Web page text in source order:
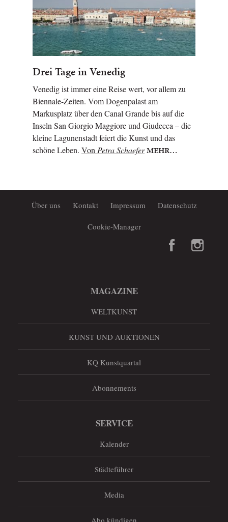
Drei Tage in Venedig
Venedig ist immer eine Reise wert, vor allem zu
Biennale-Zeiten. Vom Dogenpalast am
Markusplatz über den Canal Grande bis auf die
Inseln San Giorgio Maggiore und Giudecca – die
kleine Lagunenstadt feiert die Kunst und das
schöne Leben. VonPetra SchaeferMEHR…
Über uns Kontakt Impressum Datenschutz
Cookie-Manager
MAGAZINE
WELTKUNST
KUNST UND AUKTIONEN
KQ Kunstquartal
Abonnements
SERVICE
Kalender
Städteführer
Media